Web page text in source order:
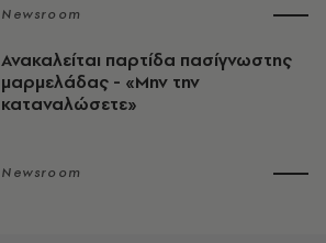
Newsroom
Ανακαλείται παρτίδα πασίγνωστης
μαρμελάδας - «Μην την
καταναλώσετε»
Newsroom